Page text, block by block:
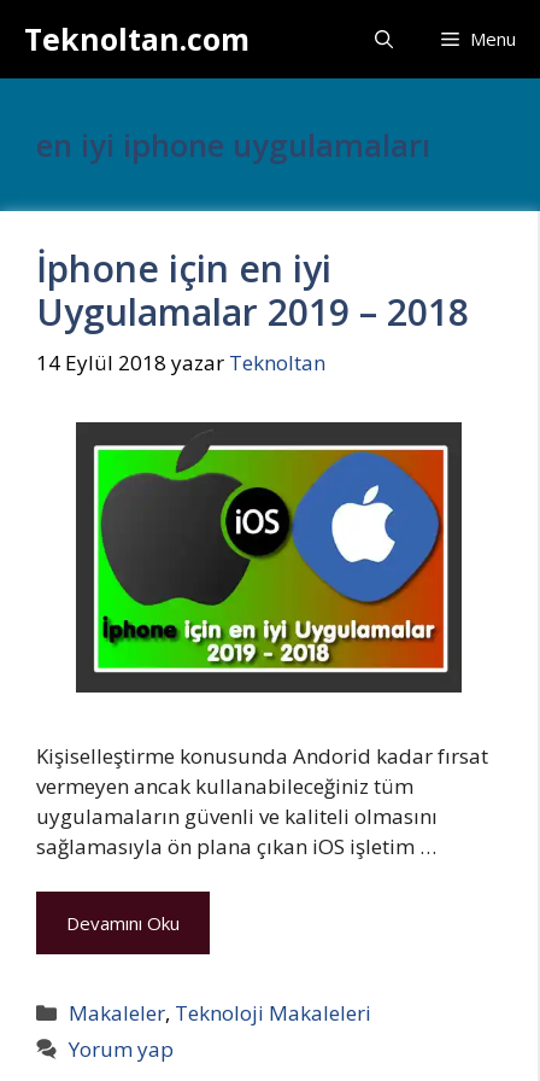
atlaTeknoltan.com Menu
en iyi iphone uygulamaları
İphone için en iyi
Uygulamalar 2019 – 2018
14 Eylül 2018 yazar Teknoltan
Kişiselleştirme konusunda Andorid kadar fırsat
vermeyen ancak kullanabileceğiniz tüm
uygulamaların güvenli ve kaliteli olmasını
sağlamasıyla ön plana çıkan iOS işletim …
Devamını Oku
Kategoriler
Makaleler, Teknoloji Makaleleri
Yorum yap